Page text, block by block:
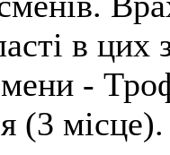
в
-
(3 місце).